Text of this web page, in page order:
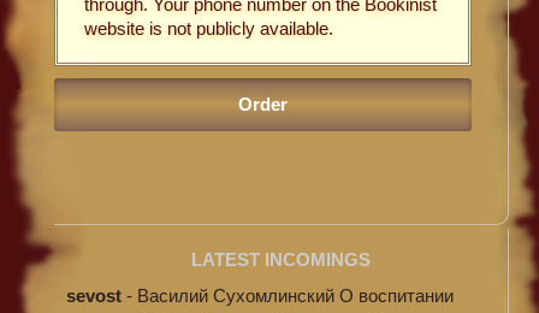
through. Your phone number on the Bookinist
website is not publicly available.
LATEST INCOMINGS
sevost - Василий Сухомлинский О воспитании